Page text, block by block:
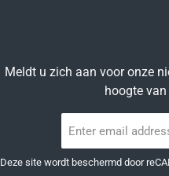
Meldt u zich aan voor onze
hoogte
mailadres
Deze site wordt beschermd door